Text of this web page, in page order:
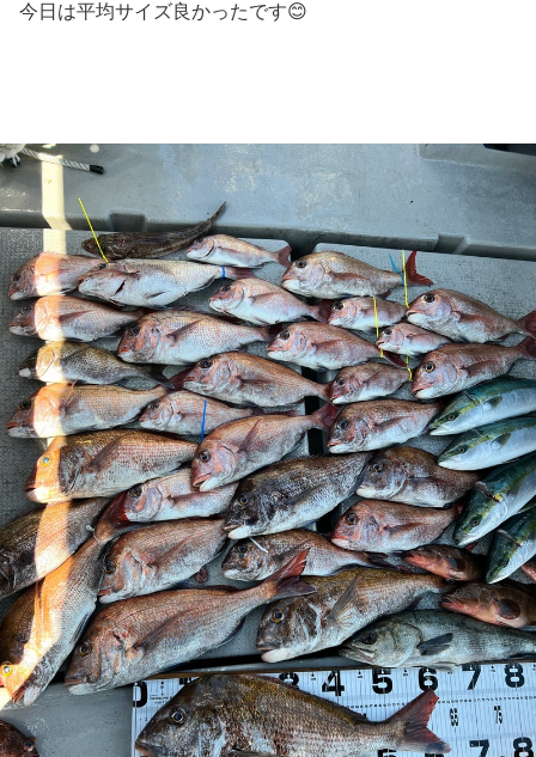
今日は平均サイズ良かったです😊